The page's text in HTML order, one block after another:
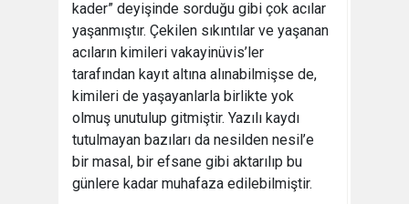
kader” deyişinde sorduğu gibi çok acılar
yaşanmıştır. Çekilen sıkıntılar ve yaşanan
acıların kimileri vakayinüvis’ler
tarafından kayıt altına alınabilmişse de,
kimileri de yaşayanlarla birlikte yok
olmuş unutulup gitmiştir. Yazılı kaydı
tutulmayan bazıları da nesilden nesil’e
bir masal, bir efsane gibi aktarılıp bu
günlere kadar muhafaza edilebilmiştir.